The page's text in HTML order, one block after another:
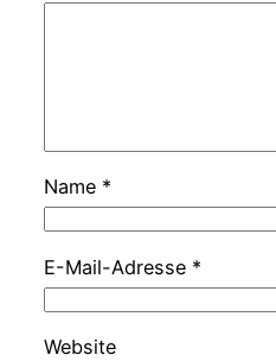
Name *
E-Mail-Adresse *
Website